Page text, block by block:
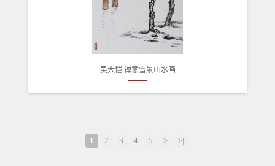
吴大恺 禅意雪景山水画
1 2 3 4 5 > >|